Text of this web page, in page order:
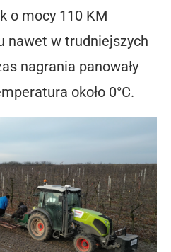
o mocy 110 KM
nawet w trudniejszych
nagrania panowały
około 0°C.